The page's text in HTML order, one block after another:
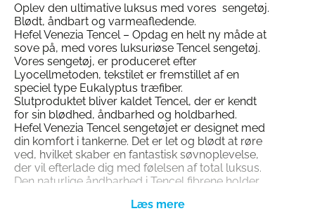
Oplev den ultimative luksus med vores sengetøj.
Blødt, åndbart og varmeafledende.
Hefel Venezia Tencel – Opdag en helt ny måde at
sove på, med vores luksuriøse Tencel sengetøj.
Vores sengetøj, er produceret efter
Lyocellmetoden, tekstilet er fremstillet af en
speciel type Eukalyptus træfiber.
Slutproduktet bliver kaldet Tencel, der er kendt
for sin blødhed, åndbarhed og holdbarhed.
Hefel Venezia Tencel sengetøjet er designet med
din komfort i tankerne. Det er let og blødt at røre
ved, hvilket skaber en fantastisk søvnoplevelse,
der vil efterlade dig med følelsen af total luksus.
Den naturlige åndbarhed i Tencel fibrene holder
fugt og sved fra din krop.